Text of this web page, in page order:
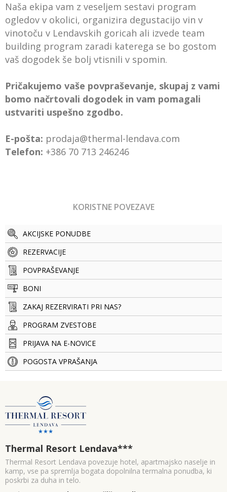
Naša ekipa vam z veseljem sestavi program
ogledov v okolici, organizira degustacijo vin v
vinotoču v Lendavskih goricah ali izvede team
building program zaradi katerega se bo gostom
vaš dogodek še bolj vtisnili v spomin.
Pričakujemo vaše povpraševanje, skupaj z vami
bomo načrtovali dogodek in vam pomagali
ustvariti uspešno zgodbo.
E-pošta: prodaja@thermal-lendava.com
Telefon: +386 70 713 246246
KORISTNE POVEZAVE
AKCIJSKE PONUDBE
REZERVACIJE
POVPRAŠEVANJE
BONI
ZAKAJ REZERVIRATI PRI NAS?
PROGRAM ZVESTOBE
PRIJAVA NA E-NOVICE
POGOSTA VPRAŠANJA
Thermal Resort Lendava***
Thermal Resort Lendava povezuje hotel, apartmajsko naselje in
kamp, vse pa spremlja bogata dopolnilna termalna ponudba, ki
poskrbi za duha in telo.